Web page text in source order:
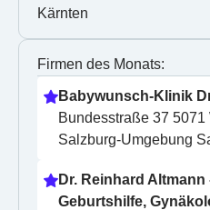
Kärnten
Firmen des Monats:
Babywunsch-Klinik
Bundesstraße 37
Salzburg-Umgebung
Dr. Reinhard
Geburtshilfe,